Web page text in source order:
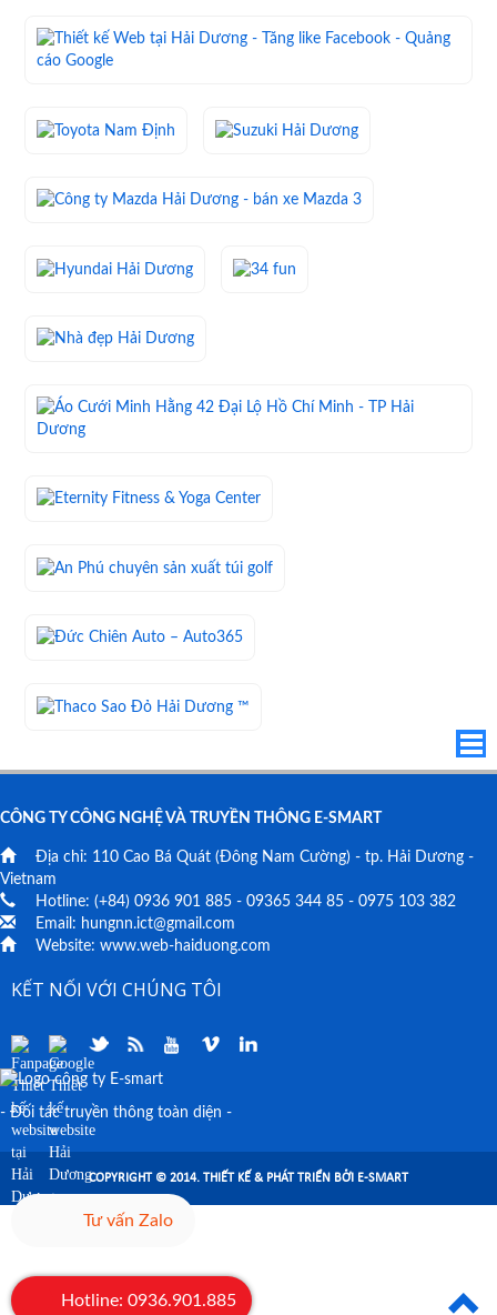
CÔNG TY CÔNG NGHỆ VÀ TRUYỀN THÔNG E-SMART
Địa chỉ: 110 Cao Bá Quát (Đông Nam Cường) - tp. Hải Dương -
Vietnam
Hotline: (+84) 0936 901 885 - 09365 344 85 - 0975 103 382
Email: hungnn.ict@gmail.com
Website: www.web-haiduong.com
KẾT NỐI VỚI CHÚNG TÔI
- Đối tác truyền thông toàn diện -
Tư vấn Zalo
Hotline: 0936.901.885
COPYRIGHT © 2014. THIẾT KẾ & PHÁT TRIỂN BỞI E-SMART